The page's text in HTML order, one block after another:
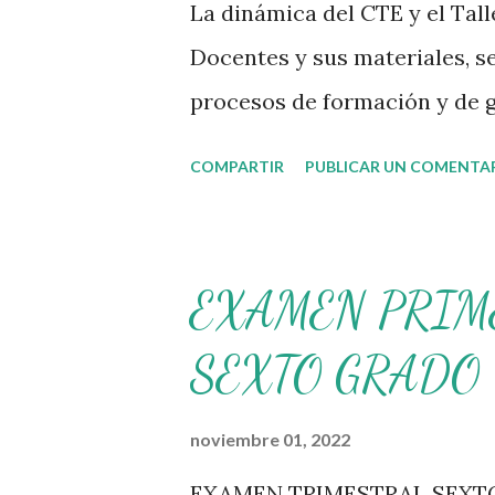
La dinámica del CTE y el
Docentes y sus materiales,
procesos de formación y de
decisiones sobre su
necesidades de la escuela y
espacio. En esta Primera
COMPARTIR PUBLICAR UN
EXAMEN
SEXTO GRADO
noviembre 01, 2022